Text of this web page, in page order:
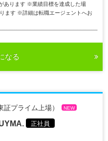
あります ※業績目標を達成した場
ます ※詳細は転職エージェントへお
なる
プライム上場） NEW
正社員